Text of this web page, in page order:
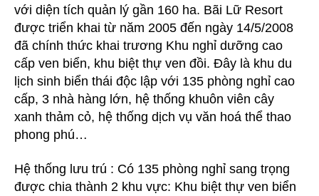
với diện tích quản lý gần 160 ha. Bãi Lữ Resort
được triển khai từ năm 2005 đến ngày 14/5/2008
đã chính thức khai trương Khu nghỉ dưỡng cao
cấp ven biển, khu biệt thự ven đồi. Đây là khu du
lịch sinh biển thái độc lập với 135 phòng nghỉ cao
cấp, 3 nhà hàng lớn, hệ thống khuôn viên cây
xanh thảm cỏ, hệ thống dịch vụ văn hoá thể thao
phong phú…
Hệ thống lưu trú : Có 135 phòng nghỉ sang trọng
được chia thành 2 khu vực: Khu biệt thự ven biển